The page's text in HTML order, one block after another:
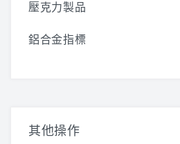
壓克力製品
鋁合金指標
其他操作